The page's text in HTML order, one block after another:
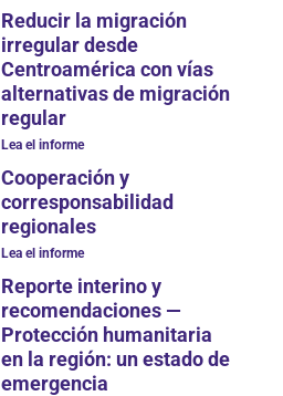
Reducir la migración
irregular desde
Centroamérica con vías
alternativas de migración
regular
Lea el informe
Cooperación y
corresponsabilidad
regionales
Lea el informe
Reporte interino y
recomendaciones —
Protección humanitaria
en la región: un estado de
emergencia